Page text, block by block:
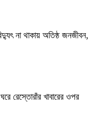
না থাকায় অতিষ্ঠ জনজীবন,
রেস্তোরাঁর খাবারের ওপর